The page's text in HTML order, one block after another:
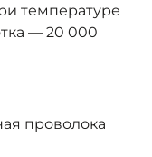
температуре
— 20 000
проволока